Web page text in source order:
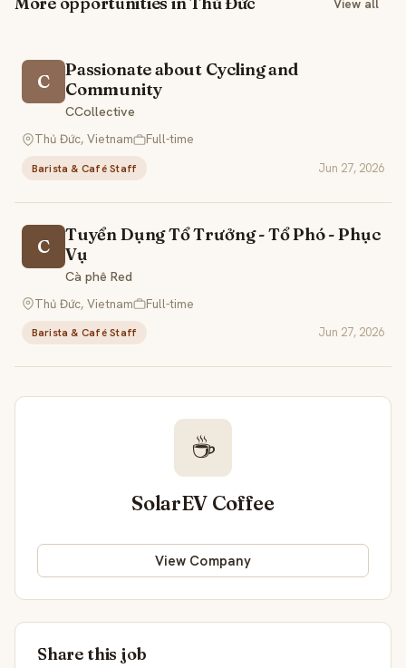
View all
C
Passionate about Cycling and
Community
CCollective
Thủ Đức, Vietnam
Full-time
Barista & Café Staff Jun 27, 2026
C
Tuyển Dụng Tổ Trưởng - Tổ Phó - Phục
Vụ
Cà phê Red
Thủ Đức, Vietnam
Full-time
Barista & Café Staff Jun 27, 2026
☕
SolarEV Coffee
View Company
Share this job